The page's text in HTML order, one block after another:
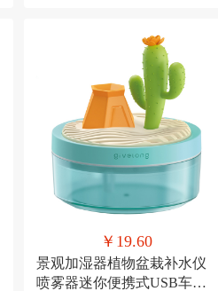
￥19.60
景观加湿器植物盆栽补水仪
喷雾器迷你便携式USB车载